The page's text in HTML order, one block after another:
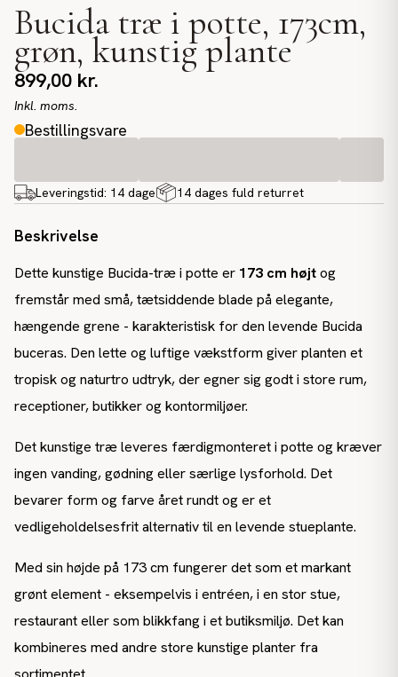
Bucida træ i potte, 173cm,
grøn, kunstig plante
899,00 kr.
Inkl. moms.
Bestillingsvare
Leveringstid: 14 dage 14 dages fuld returret
Beskrivelse
Dette kunstige Bucida-træ i potte er 173 cm højtog
fremstår med små, tætsiddende blade på elegante,
hængende grene - karakteristisk for den levende Bucida
buceras. Den lette og luftige vækstform giver planten et
tropisk og naturtro udtryk, der egner sig godt i store rum,
receptioner, butikker og kontormiljøer.
Det kunstige træ leveres færdigmonteret i potte og kræver
ingen vanding, gødning eller særlige lysforhold. Det
bevarer form og farve året rundt og er et
vedligeholdelsesfrit alternativ til en levende stueplante.
Med sin højde på 173 cm fungerer det som et markant
grønt element - eksempelvis i entréen, i en stor stue,
restaurant eller som blikkfang i et butiksmiljø. Det kan
kombineres med andre store kunstige planter fra